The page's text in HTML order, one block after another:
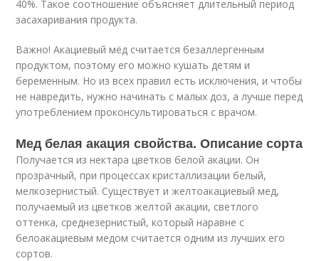
40%. Такое соотношение объясняет длительный период
засахаривания продукта.
Важно! Акациевый мёд считается безаллергенным
продуктом, поэтому его можно кушать детям и
беременным. Но из всех правил есть исключения, и чтобы
не навредить, нужно начинать с малых доз, а лучше перед
употреблением проконсультироваться с врачом.
Мед белая акация свойства. Описание сорта
Получается из нектара цветков белой акации. Он
прозрачный, при процессах кристаллизации белый,
мелкозернистый. Существует и желтоакациевый мед,
получаемый из цветков желтой акации, светлого
оттенка, среднезернистый, который наравне с
белоакациевым медом считается одним из лучших его
сортов.